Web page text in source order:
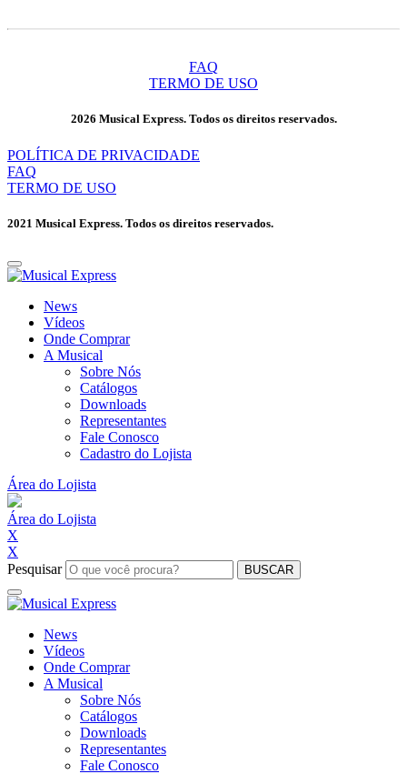
FAQ
TERMO DE USO
2026 Musical Express. Todos os direitos reservados.
POLÍTICA DE PRIVACIDADE
FAQ
TERMO DE USO
2021 Musical Express. Todos os direitos reservados.
News
Vídeos
Onde Comprar
A Musical
Sobre Nós
Catálogos
Downloads
Representantes
Fale Conosco
Cadastro do Lojista
Área do Lojista
Área do Lojista
X
X
Pesquisar
BUSCAR
News
Vídeos
Onde Comprar
A Musical
Sobre Nós
Catálogos
Downloads
Representantes
Fale Conosco